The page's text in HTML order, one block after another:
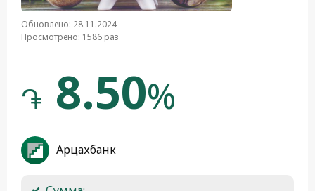
Обновлено: 28.11.2024
Просмотрено: 1586 раз
֏ 8.50%
Арцахбанк